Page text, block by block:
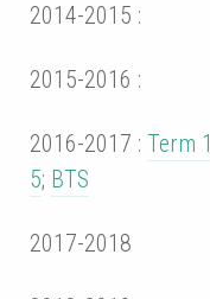
2014-2015 :
2015-2016 :
2016-2017 : Term 1
5; BTS
2017-2018